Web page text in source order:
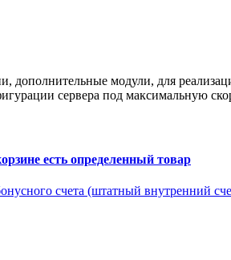
дополнительные модули, для
сервера под максимальную
есть определенный товар
счета (штатный внутренний